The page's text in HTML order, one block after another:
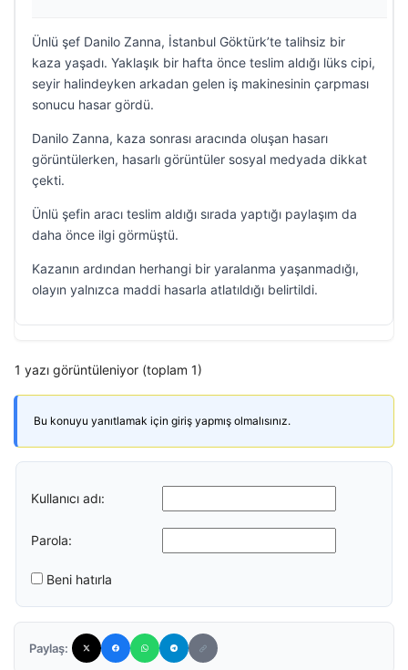
Ünlü şef Danilo Zanna, İstanbul Göktürk’te talihsiz bir
kaza yaşadı. Yaklaşık bir hafta önce teslim aldığı lüks cipi,
seyir halindeyken arkadan gelen iş makinesinin çarpması
sonucu hasar gördü.
Danilo Zanna, kaza sonrası aracında oluşan hasarı
görüntülerken, hasarlı görüntüler sosyal medyada dikkat
çekti.
Ünlü şefin aracı teslim aldığı sırada yaptığı paylaşım da
daha önce ilgi görmüştü.
Kazanın ardından herhangi bir yaralanma yaşanmadığı,
olayın yalnızca maddi hasarla atlatıldığı belirtildi.
1 yazı görüntüleniyor (toplam 1)
Bu konuyu yanıtlamak için giriş yapmış olmalısınız.
Kullanıcı adı:
Parola:
Beni hatırla
Paylaş: